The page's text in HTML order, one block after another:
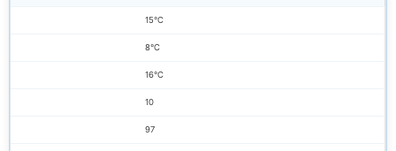
15°C
8°C
16°C
10
97